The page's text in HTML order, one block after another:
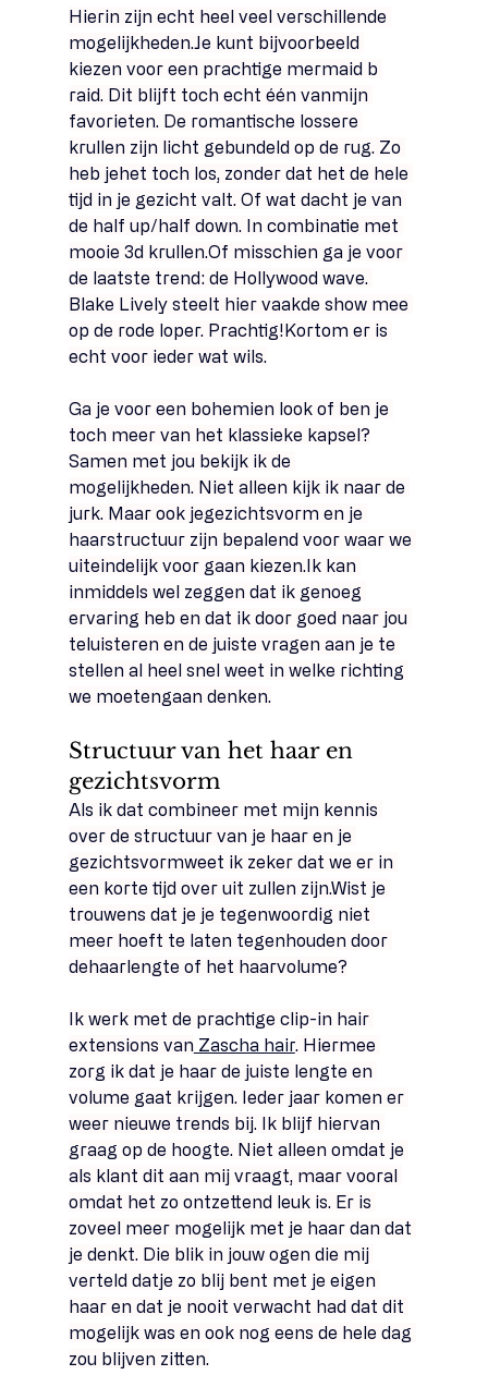
Hierin zijn echt heel veel verschillende
mogelijkheden.Je kunt bijvoorbeeld
kiezen voor een prachtige mermaid b
raid. Dit blijft toch echt één vanmijn
favorieten. De romantische lossere
krullen zijn licht gebundeld op de rug. Zo
heb jehet toch los, zonder dat het de hele
tijd in je gezicht valt. Of wat dacht je van
de half up/half down. In combinatie met
mooie 3d krullen.Of misschien ga je voor
de laatste trend: de Hollywood wave.
Blake Lively steelt hier vaakde show mee
op de rode loper. Prachtig!Kortom er is
echt voor ieder wat wils.
Ga je voor een bohemien look of ben je
toch meer van het klassieke kapsel?
Samen met jou bekijk ik de
mogelijkheden. Niet alleen kijk ik naar de
jurk. Maar ook jegezichtsvorm en je
haarstructuur zijn bepalend voor waar we
uiteindelijk voor gaan kiezen.Ik kan
inmiddels wel zeggen dat ik genoeg
ervaring heb en dat ik door goed naar jou
teluisteren en de juiste vragen aan je te
stellen al heel snel weet in welke richting
we moetengaan denken.
Structuur van het haar en
gezichtsvorm
Als ik dat combineer met mijn kennis
over de structuur van je haar en je
gezichtsvormweet ik zeker dat we er in
een korte tijd over uit zullen zijn.Wist je
trouwens dat je je tegenwoordig niet
meer hoeft te laten tegenhouden door
dehaarlengte of het haarvolume?
Ik werk met de prachtige clip-in hair
extensions van Zascha hair. Hiermee
zorg ik dat je haar de juiste lengte en
volume gaat krijgen. Ieder jaar komen er
weer nieuwe trends bij. Ik blijf hiervan
graag op de hoogte. Niet alleen omdat je
als klant dit aan mij vraagt, maar vooral
omdat het zo ontzettend leuk is. Er is
zoveel meer mogelijk met je haar dan dat
je denkt. Die blik in jouw ogen die mij
verteld datje zo blij bent met je eigen
haar en dat je nooit verwacht had dat dit
mogelijk was en ook nog eens de hele dag
zou blijven zitten.